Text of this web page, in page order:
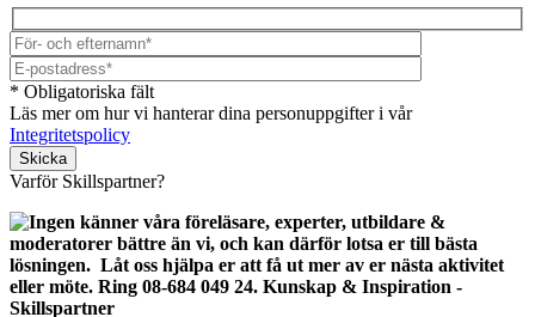
* Obligatoriska fält
Läs mer om hur vi hanterar dina personuppgifter i vår
Integritetspolicy
Lämna detta fält tomt.
Varför Skillspartner?